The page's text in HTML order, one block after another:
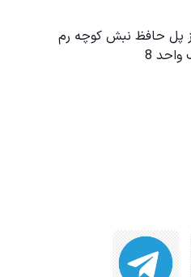
پل حافظ نبش کوچه رم
8